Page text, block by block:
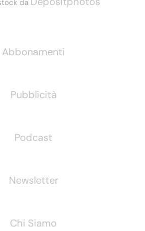
da
Abbonamenti
Pubblicità
Podcast
Newsletter
Chi Siamo